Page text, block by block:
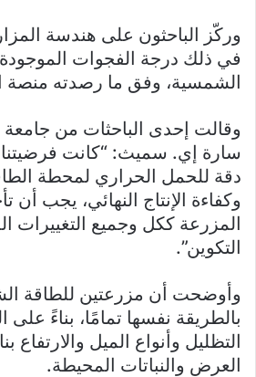
وركّز الباحثون على هندسة
في ذلك درجة الفجوات الموجودة
الشمسية، وفق ما رصدته منصة
وقالت إحدى الباحثات من جامعة
سارة إي. سميث: “كانت فرضيتنا
دقة للحمل الحراري لمحطة
وكفاءة الإنتاج النهائي، يجب أن
المزرعة ككل وجميع التغييرات
التكوين”.
وأوضحت أن مزرعتين للطاقة
بالطريقة نفسها تمامًا، بناءً
التظليل وأنواع الميل
العرض والنباتات المحيطة.